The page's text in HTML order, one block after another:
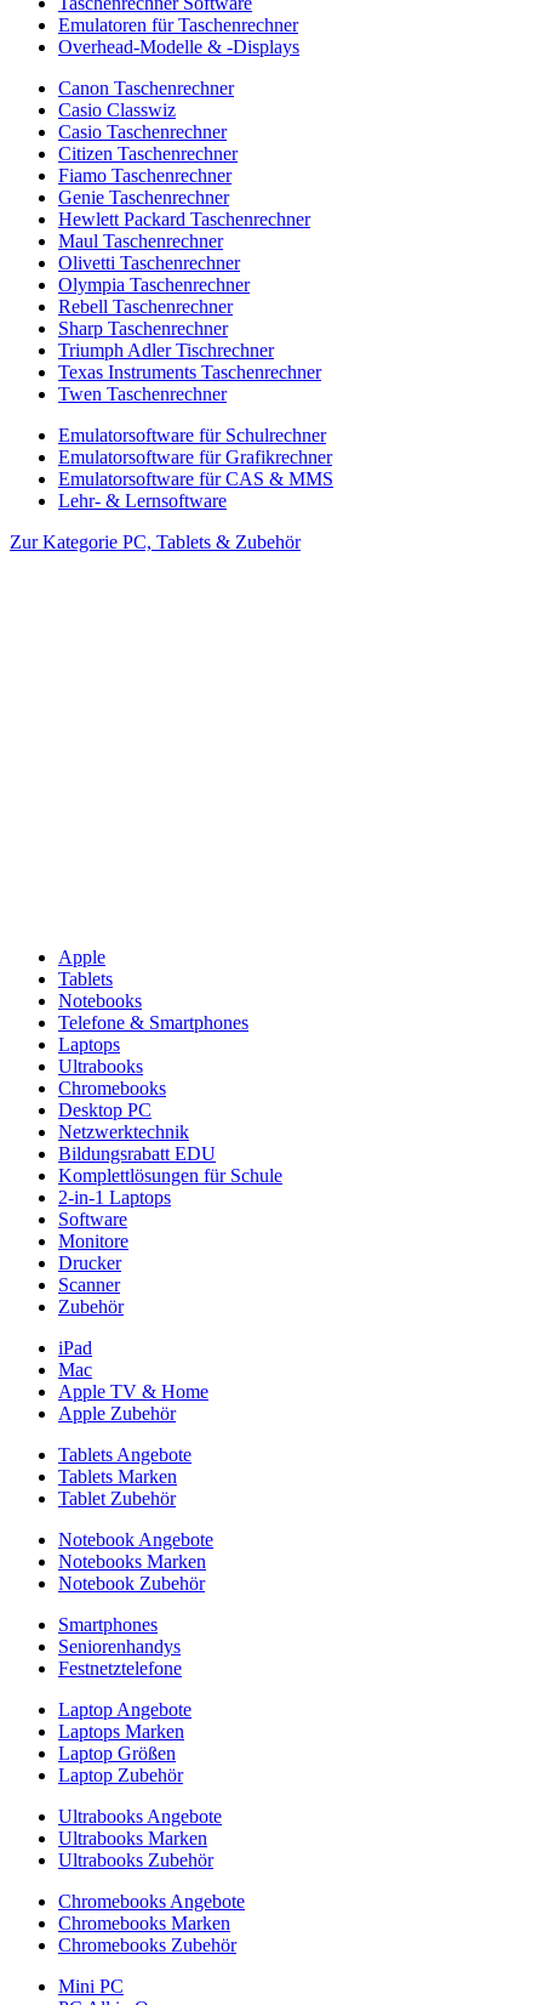
Emulatoren für Taschenrechner
Overhead-Modelle & -Displays
Canon Taschenrechner
Casio Classwiz
Casio Taschenrechner
Citizen Taschenrechner
Fiamo Taschenrechner
Genie Taschenrechner
Hewlett Packard Taschenrechner
Maul Taschenrechner
Olivetti Taschenrechner
Olympia Taschenrechner
Rebell Taschenrechner
Sharp Taschenrechner
Triumph Adler Tischrechner
Texas Instruments Taschenrechner
Twen Taschenrechner
Emulatorsoftware für Schulrechner
Emulatorsoftware für Grafikrechner
Emulatorsoftware für CAS & MMS
Lehr- & Lernsoftware
Zur Kategorie PC, Tablets & Zubehör
Apple
Tablets
Notebooks
Telefone & Smartphones
Laptops
Ultrabooks
Chromebooks
Desktop PC
Netzwerktechnik
Bildungsrabatt EDU
Komplettlösungen für Schule
2-in-1 Laptops
Software
Monitore
Drucker
Scanner
Zubehör
iPad
Mac
Apple TV & Home
Apple Zubehör
Tablets Angebote
Tablets Marken
Tablet Zubehör
Notebook Angebote
Notebooks Marken
Notebook Zubehör
Smartphones
Seniorenhandys
Festnetztelefone
Laptop Angebote
Laptops Marken
Laptop Größen
Laptop Zubehör
Ultrabooks Angebote
Ultrabooks Marken
Ultrabooks Zubehör
Chromebooks Angebote
Chromebooks Marken
Chromebooks Zubehör
Mini PC